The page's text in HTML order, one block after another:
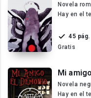
Novela
Hay en el
45 pág.
Gratis
Mi
Novela
Hay en el